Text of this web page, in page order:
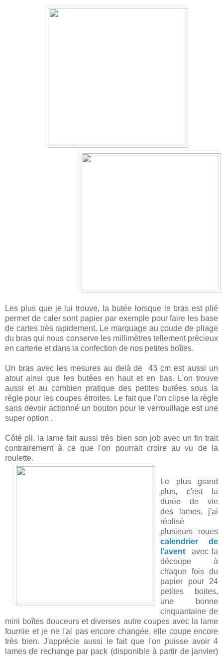
Les plus que je lui trouve, la butée lorsque le bras est plié
permet de caler sont papier par exemple pour faire les base
de cartes très rapidement. Le marquage au coude de pliage
du bras qui nous conserve les millimètres tellement précieux
en carterie et dans la confection de nos petites boîtes.
Un bras avec les mesures au delà de 43 cm est aussi un
atout ainsi que les butées en haut et en bas. L'on trouve
aussi et au combien pratique des petites butées sous la
règle pour les coupes étroites. Le fait que l'on clipse la règle
sans devoir actionné un bouton pour le verrouillage est une
super option .
Côté pli, la lame fait aussi très bien son job avec un fin trait
contrairement à ce que l'on pourrait croire au vu de la
roulette.
Le plus grand
plus, c'est la
durée de vie
des lames, j'ai
réalisé
plusieurs roues
calendrier de
l'avent avec la
découpe à
chaque fois du
papier pour 24
petites boites,
une bonne
cinquantaine de
mini boîtes douceurs et diverses autre coupes avec la lame
fournie et je ne l'ai pas encore changée, elle coupe encore
très bien. J'apprécie aussi le fait que l'on puisse avoir 4
lames de rechange par pack (disponible à partir de janvier)